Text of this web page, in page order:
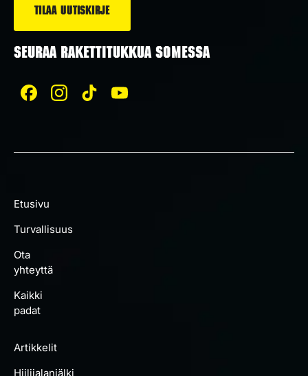
SEURAA RAKETTITUKKUA SOMESSA
Etusivu
Turvallisuus
Ota
yhteyttä
Kaikki
padat
Artikkelit
Hiilijalanjälki